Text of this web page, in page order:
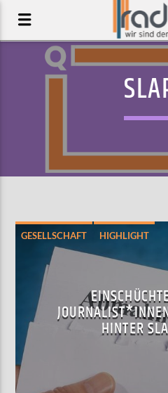
AKTUELLER TRACK
PRETTY BABY
ELLA BOH
AKTUELLE SENDUNG
GESELLSCHAFT HIGHLIGHT
MEINUNGSFREIHEIT RECHT
HINTER